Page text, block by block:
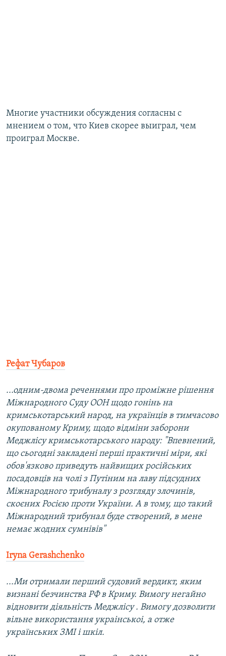
Многие участники обсуждения согласны с
мнением о том, что Киев скорее выиграл, чем
проиграл Москве.
Рефат Чубаров
...одним-двома реченнями про проміжне рішення
Міжнародного Суду ООН щодо гонінь на
кримськотарський народ, на українців в тимчасово
окупованому Криму, щодо відміни заборони
Меджлісу кримськотарського народу: "Впевнений,
що сьогодні закладені перші практичні міри, які
обов'язково приведуть найвищих російських
посадовців на чолі з Путіним на лаву підсудних
Міжнародного трибуналу з розгляду злочинів,
скоєних Росією проти України. А в тому, що такий
Міжнародний трибунал буде створений, в мене
немає жодних сумнівів"
Iryna Gerashchenko
...Ми отримали перший судовий вердикт, яким
визнані безчинства РФ в Криму. Вимогу негайно
відновити діяльність Меджлісу . Вимогу дозволити
вільне використання украінськоі, а отже
українських ЗМІ і шкіл.